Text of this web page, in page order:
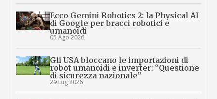
Ecco Gemini Robotics 2: la Physical AI
di Google per bracci robotici e
umanoidi
05 Ago 2026
Gli USA bloccano le importazioni di
robot umanoidi e inverter: “Questione
di sicurezza nazionale”
29 Lug 2026